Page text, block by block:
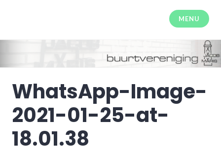
inhoud
MENU
WhatsApp-Image-
2021-01-25-at-
18.01.38